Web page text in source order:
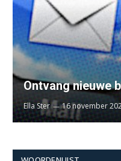
Ontvang nieuwe
Ella Ster 16 november